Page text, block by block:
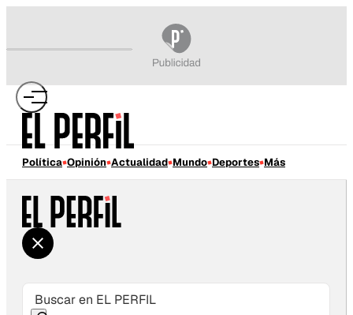
Política Opinión Actualidad Mundo Deportes Más